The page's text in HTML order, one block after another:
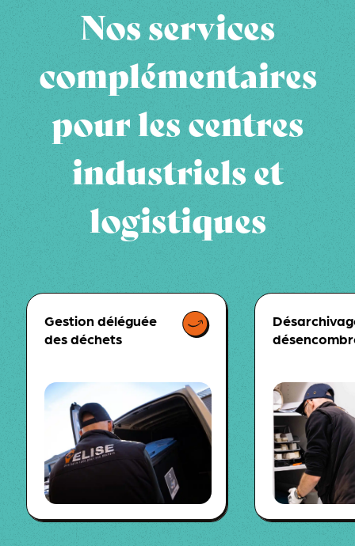
Nos services
complémentaires
pour les centres
industriels et
logistiques
Gestion déléguée
des déchets